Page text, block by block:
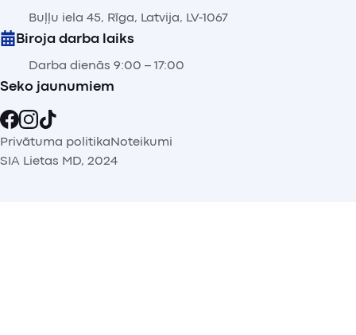
Buļļu iela 45, Rīga, Latvija, LV-1067
Biroja darba laiks
Darba dienās 9:00 – 17:00
Seko jaunumiem
Privātuma politikaNoteikumi
SIA Lietas MD, 2024